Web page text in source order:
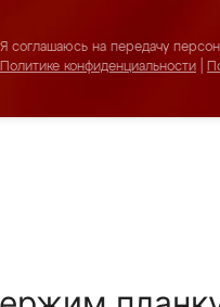
Я соглашаюсь на передачу
Политике конфиденциальности